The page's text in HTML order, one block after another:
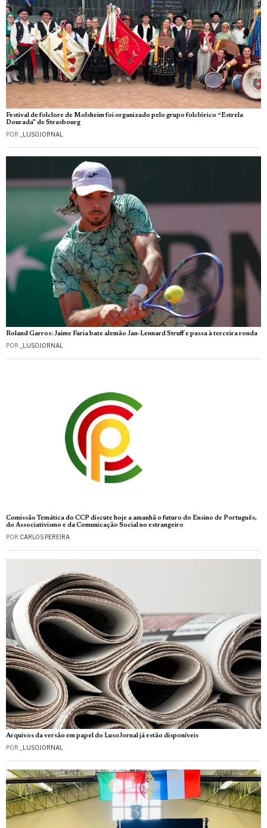
Festival de folclore de Molsheim foi organizado pelo grupo folclórico “Estrela
Dourada” de Strasbourg
POR _LUSOJORNAL
Roland Garros: Jaime Faria bate alemão Jan-Lennard Struff e passa à terceira ronda
POR _LUSOJORNAL
Comissão Temática do CCP discute hoje a amanhã o futuro do Ensino de Português,
do Associativismo e da Comunicação Social no estrangeiro
POR CARLOS PEREIRA
Arquivos da versão em papel do LusoJornal já estão disponíveis
POR _LUSOJORNAL